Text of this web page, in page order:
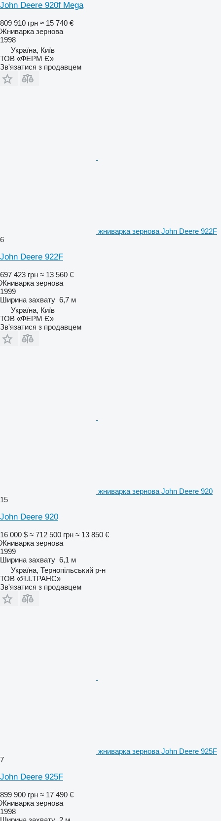
John Deere 920f Mega
809 910 грн ≈ 15 740 €
Жниварка зернова
1998
Україна, Київ
ТОВ «ФЕРМ Є»
Зв'язатися з продавцем
жниварка зернова John Deere 922F
6
John Deere 922F
697 423 грн ≈ 13 560 €
Жниварка зернова
1999
Ширина захвату 6,7 м
Україна, Київ
ТОВ «ФЕРМ Є»
Зв'язатися з продавцем
жниварка зернова John Deere 920
15
John Deere 920
16 000 $ ≈ 712 500 грн ≈ 13 850 €
Жниварка зернова
1999
Ширина захвату 6,1 м
Україна, Тернопільський р-н
ТОВ «Я.І.ТРАНС»
Зв'язатися з продавцем
жниварка зернова John Deere 925F
7
John Deere 925F
899 900 грн ≈ 17 490 €
Жниварка зернова
1998